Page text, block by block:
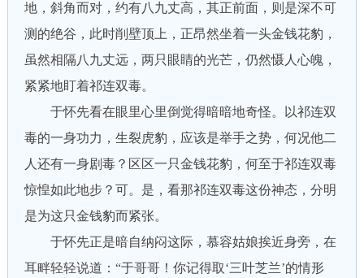
地，斜角而对，约有八九丈高，其正前面，则是深不可
测的绝谷，此时削壁顶上，正昂然坐着一头金钱花豹，
虽然相隔八九丈远，两只眼睛的光芒，仍然慑人心魄，
紧紧地盯着祁连双毒。
于怀先看在眼里心里倒觉得暗暗地奇怪。以祁连双
毒的一身功力，生裂虎豹，应该是举手之势，何况他二
人还有一身剧毒？区区一只金钱花豹，何至于祁连双毒
惊惶如此地步？可。是，看那祁连双毒这份神态，分明
是为这只金钱豹而紧张。
于怀先正是暗自纳闷这际，慕容姑娘挨近身旁，在
耳畔轻轻说道：“于哥哥！你记得取‘三叶芝兰’的情形